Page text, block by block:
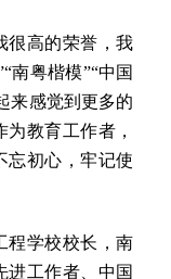
很高的荣誉，我
南粤楷模”“中国
来感觉到更多的
教育工作者，
忘初心，牢记使
程学校校长，南
进工作者、中国